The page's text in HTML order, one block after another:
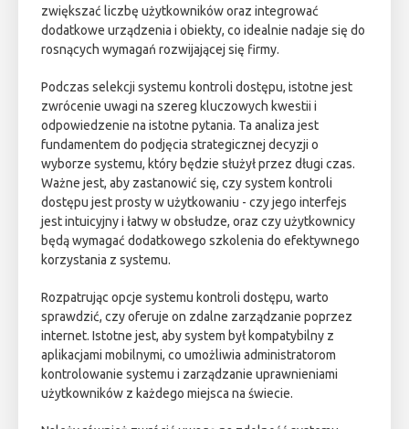
zwiększać liczbę użytkowników oraz integrować
dodatkowe urządzenia i obiekty, co idealnie nadaje się do
rosnących wymagań rozwijającej się firmy.
Podczas selekcji systemu kontroli dostępu, istotne jest
zwrócenie uwagi na szereg kluczowych kwestii i
odpowiedzenie na istotne pytania. Ta analiza jest
fundamentem do podjęcia strategicznej decyzji o
wyborze systemu, który będzie służył przez długi czas.
Ważne jest, aby zastanowić się, czy system kontroli
dostępu jest prosty w użytkowaniu - czy jego interfejs
jest intuicyjny i łatwy w obsłudze, oraz czy użytkownicy
będą wymagać dodatkowego szkolenia do efektywnego
korzystania z systemu.
Rozpatrując opcje systemu kontroli dostępu, warto
sprawdzić, czy oferuje on zdalne zarządzanie poprzez
internet. Istotne jest, aby system był kompatybilny z
aplikacjami mobilnymi, co umożliwia administratorom
kontrolowanie systemu i zarządzanie uprawnieniami
użytkowników z każdego miejsca na świecie.